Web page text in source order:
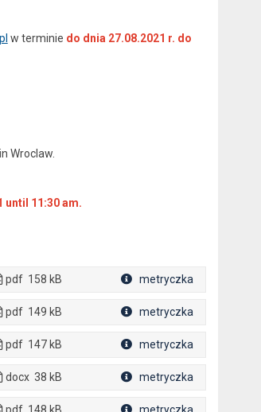
w terminie do dnia 27.08.2021 r. do
Wroclaw.
until 11:30 am.
pdf 158 kB metryczka
pdf 149 kB metryczka
pdf 147 kB metryczka
docx 38 kB metryczka
pdf 148 kB metryczka